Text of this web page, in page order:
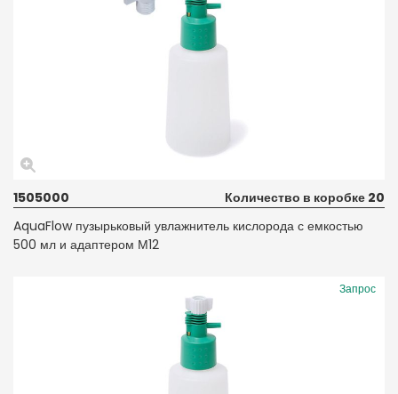
1505000
Количество в коробке 20
AquaFlow пузырьковый увлажнитель кислорода с емкостью
500 мл и адаптером М12
Запрос